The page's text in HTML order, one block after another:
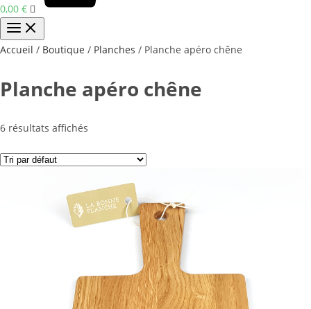
0,00 €
Accueil / Boutique / Planches / Planche apéro chêne
Planche apéro chêne
6 résultats affichés